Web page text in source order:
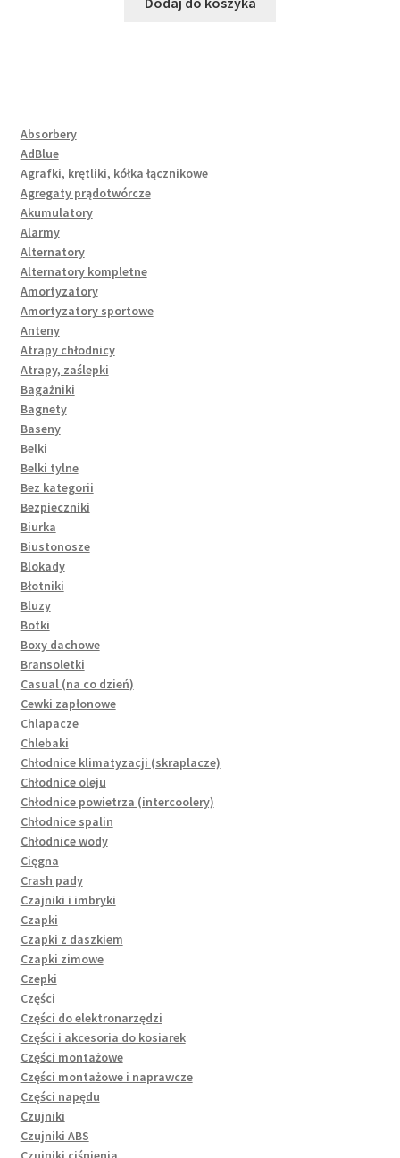
Absorbery
AdBlue
Agrafki, krętliki, kółka łącznikowe
Agregaty prądotwórcze
Akumulatory
Alarmy
Alternatory
Alternatory kompletne
Amortyzatory
Amortyzatory sportowe
Anteny
Atrapy chłodnicy
Atrapy, zaślepki
Bagażniki
Bagnety
Baseny
Belki
Belki tylne
Bez kategorii
Bezpieczniki
Biurka
Biustonosze
Blokady
Błotniki
Bluzy
Botki
Boxy dachowe
Bransoletki
Casual (na co dzień)
Cewki zapłonowe
Chlapacze
Chlebaki
Chłodnice klimatyzacji (skraplacze)
Chłodnice oleju
Chłodnice powietrza (intercoolery)
Chłodnice spalin
Chłodnice wody
Cięgna
Crash pady
Czajniki i imbryki
Czapki
Czapki z daszkiem
Czapki zimowe
Czepki
Części
Części do elektronarzędzi
Części i akcesoria do kosiarek
Części montażowe
Części montażowe i naprawcze
Części napędu
Czujniki
Czujniki ABS